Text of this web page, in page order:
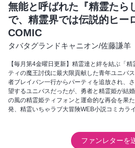
無能と呼ばれた『精霊たら
で、精霊界では伝説的ヒー
COMIC
タバタグランドキャニオン/佐藤謙羊
【毎月第4金曜日更新】精霊達と絆を結ぶ「
ティの魔王討伐に最大限貢献した青年ユニバ
者ブレイバン一行からパーティを追放され、
望するユニバスだったが、勇者と精霊姫が結
の風の精霊姫ティフォンと運命的な再会を果
発、精霊いちゃラブ大冒険WEB小説コミカラ
ファンレターを